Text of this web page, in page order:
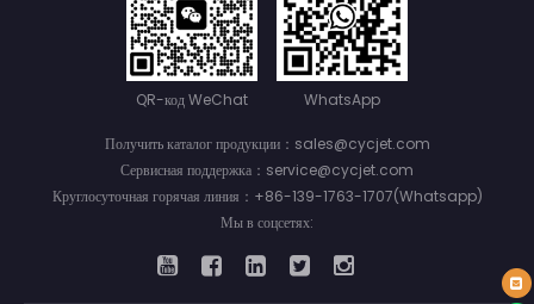
QR-код WeChat WhatsApp
Получить каталог продукции：sales@cycjet.com
Сервисная поддержка：service@cycjet.com
Круглосуточная горячая линия：+86-139-1763-1707(Whatsapp)
Мы в соцсетях: